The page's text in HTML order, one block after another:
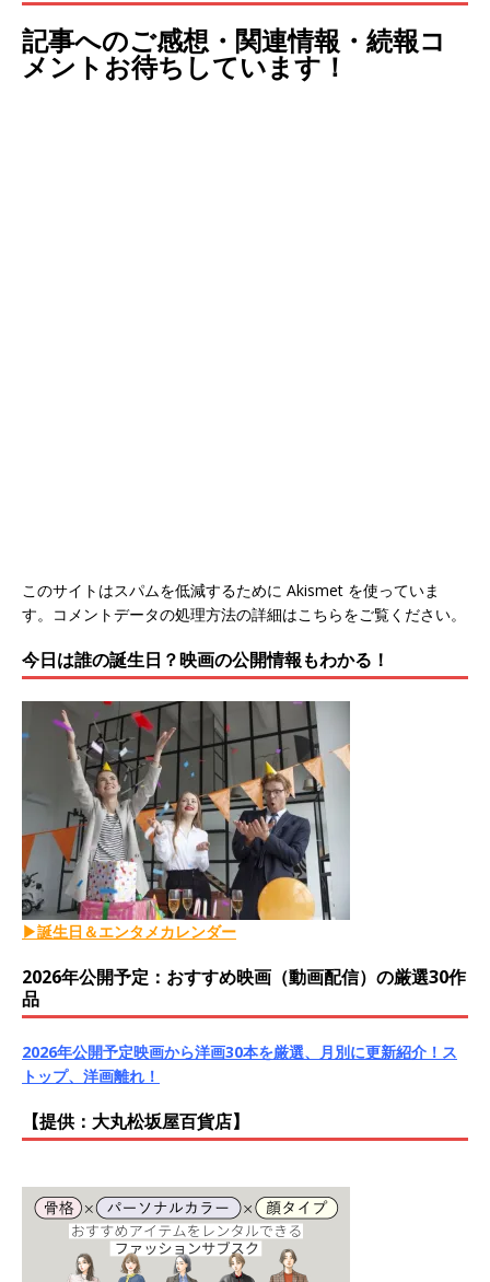
記事へのご感想・関連情報・続報コ
メントお待ちしています！
このサイトはスパムを低減するために Akismet を使っていま
す。 コメントデータの処理方法の詳細はこちらをご覧ください。
今日は誰の誕生日？映画の公開情報もわかる！
▶誕生日＆エンタメカレンダー
2026年公開予定：おすすめ映画（動画配信）の厳選30作
品
2026年公開予定映画から洋画30本を厳選、月別に更新紹介！ス
トップ、洋画離れ！
【提供：大丸松坂屋百貨店】